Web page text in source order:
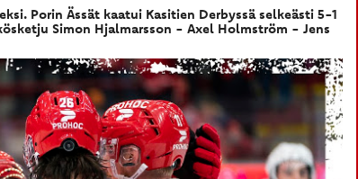
Porin Ässät kaatui Kasitien Derbyssä selkeästi 5-1
Simon Hjalmarsson - Axel Holmström - Jens